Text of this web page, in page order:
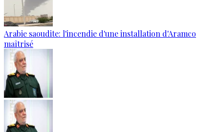
Arabie saoudite: l'incendie d'une installation d'Aramco
maîtrisé